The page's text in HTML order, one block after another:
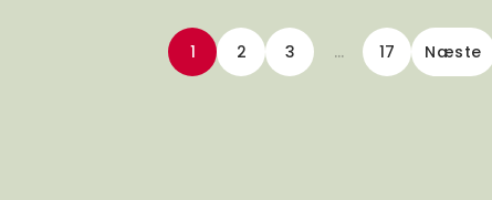
1 2 3 … 17 Næste